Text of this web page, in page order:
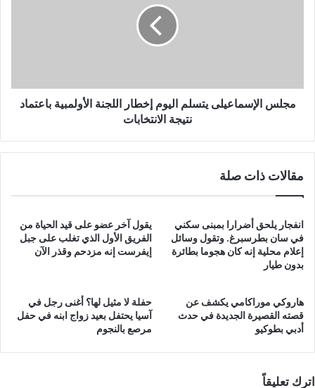
نتيجة
الانتخابات
مجلس الإسماعيلى يتسلم اليوم إخطار اللجنة الأولمبية باعتماد
نتيجة الانتخابات
مقالات ذات صلة
انفجار يلحق أضرارا بمبنى سكني
في سان بطرسبرغ. وتقول وسائل
إعلام محلية إنه كان هجوما بطائرة
بدون طيار
يقول آخر عضو على قيد الحياة من
الفريق الأول الذي تغلب على جبل
إيفرست إنه مزدحم وقذر الآن
هاروكي موراكامي يكشف عن
قصته القصيرة الجديدة في حدث
أدبي بطوكيو
حفلة لا مثيل لها؟ أغنى رجل في
آسيا يحتفل بعيد زواج ابنه في حفل
مرصع بالنجوم
اترك تعليقاً